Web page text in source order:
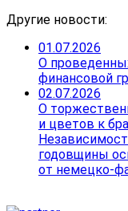
Другие новости:
01.07.2026
О
финансовой
02.07.2026
О
и цветов к
годовщины
от немецко-